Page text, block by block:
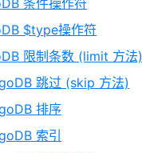
条件操作符
$type操作符
限制条数 (limit 方法)
跳过 (skip 方法)
排序
索引